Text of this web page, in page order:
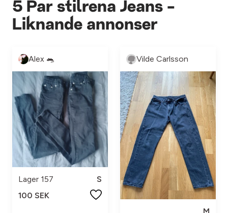
5 Par stilrena Jeans -
Liknande annonser
Alex 🐀
Lager 157
S
100 SEK
Vilde Carlsson
M